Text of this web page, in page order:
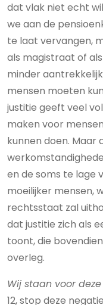
dat vlak niet echt
we aan de
te laat vervangen,
als magistraat of
minder
mensen moeten
justitie geeft veel
maken voor
kunnen doen. Maar
en de soms te lage
moeilijker mensen,
rechtsstaat zal
dat justitie zich als
toont, die
overleg.
Wij staan voor
12, stop deze